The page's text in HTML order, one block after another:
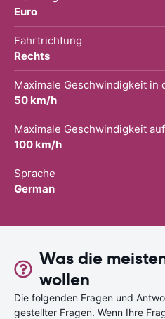
Euro
Fahrtrichtung
Rechts
Maximale Geschwindigkeit in
50 km/h
Maximale Geschwindigkeit
100 km/h
Sprache
German
Was die
wollen
Die folgenden Fragen und
gestellter Fragen. Wenn Ihre